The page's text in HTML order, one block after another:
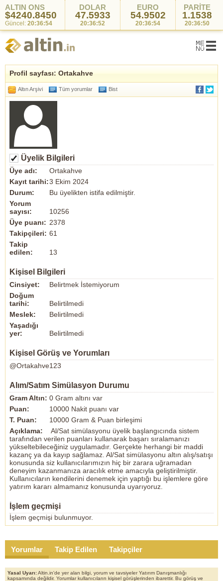
ALTIN ONS
$4240.8450
Güncel: 20:36:54
DOLAR
47.5933
20:36:52
EURO
54.9502
20:36:54
PARİTE
1.1538
20:36:50
Profil sayfası: Ortakahve
Altın Arşivi Tüm yorumlar Bist
Üyelik Bilgileri
Üye adı:
Ortakahve
Kayıt tarihi:3 Ekim 2024
Durum:
Bu üyelikten istifa edilmiştir.
Yorum
sayısı:
10256
Üye puanı: 2378
Takipçileri: 61
Takip
edilen:
13
Kişisel Bilgileri
Cinsiyet:
Belirtmek İstemiyorum
Doğum
tarihi:
Belirtilmedi
Meslek:
Belirtilmedi
Yaşadığı
yer:
Belirtilmedi
Kişisel Görüş ve Yorumları
@Ortakahve123
Alım/Satım Simülasyon Durumu
Gram Altın: 0 Gram altını var
Puan:
10000 Nakit puanı var
T. Puan:
10000 Gram & Puan birleşimi
Açıklama:
Al/Sat simülasyonu üyelik başlangıcında sistem
tarafından verilen puanları kullanarak başarı sıralamanızı
yükseltebileceğiniz uygulamadır. Gerçekte herhangi bir maddi
kazanç ya da kayıp sağlamaz. Al/Sat simülasyonu altın alış/satışı
konusunda siz kullanıcılarımızın hiç bir zarara uğramadan
deneyim kazanmanıza aracılık etme amacıyla geliştirilmiştir.
Kullanıcıların kendilerini denemek için yaptığı bu işlemlere göre
yatırım kararı almamanız konusunda uyarıyoruz.
İşlem geçmişi
İşlem geçmişi bulunmuyor.
Yorumlar Takip Edilen Takipçiler
Yasal Uyarı:Altin.in'de yer alan bilgi, yorum ve tavsiyeler Yatırım Danışmanlığı
kapsamında değildir. Yorumlar kullanıcıların kişisel görüşlerinden ibarettir. Bu görüş ve